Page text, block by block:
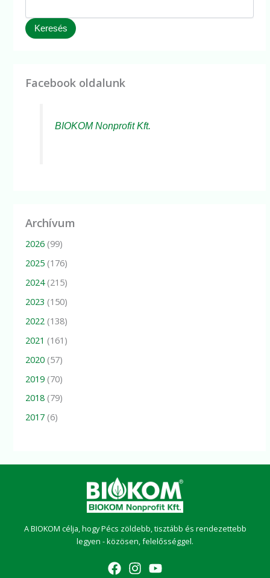
Keresés
Facebook oldalunk
BIOKOM Nonprofit Kft.
Archívum
2026 (99)
2025 (176)
2024(215)
2023 (150)
2022 (138)
2021 (161)
2020 (57)
2019 (70)
2018 (79)
2017 (6)
A BIOKOM célja, hogy Pécs zöldebb, tisztább és rendezettebb
legyen - közösen, felelősséggel.